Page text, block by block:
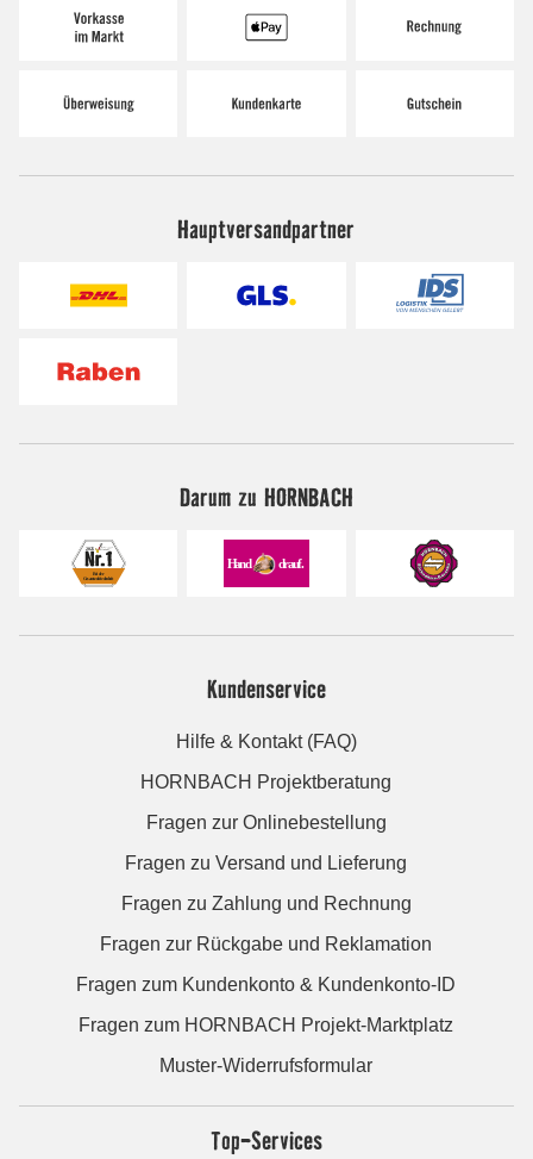
Hauptversandpartner
Darum zu HORNBACH
Kundenservice
Hilfe & Kontakt (FAQ)
HORNBACH Projektberatung
Fragen zur Onlinebestellung
Fragen zu Versand und Lieferung
Fragen zu Zahlung und Rechnung
Fragen zur Rückgabe und Reklamation
Fragen zum Kundenkonto & Kundenkonto-ID
Fragen zum HORNBACH Projekt-Marktplatz
Muster-Widerrufsformular
Top-Services